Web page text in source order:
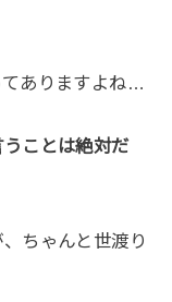
てありますよね…
うことは絶対だ
ちゃんと世渡り